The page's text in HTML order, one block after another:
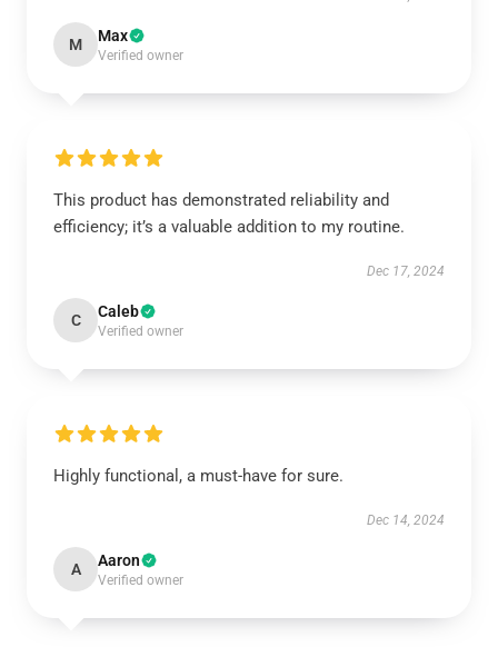
M Max
Verified owner
This product has demonstrated reliability and
efficiency; it’s a valuable addition to my routine.
Dec 17, 2024
C Caleb
Verified owner
Highly functional, a must-have for sure.
Dec 14, 2024
A Aaron
Verified owner